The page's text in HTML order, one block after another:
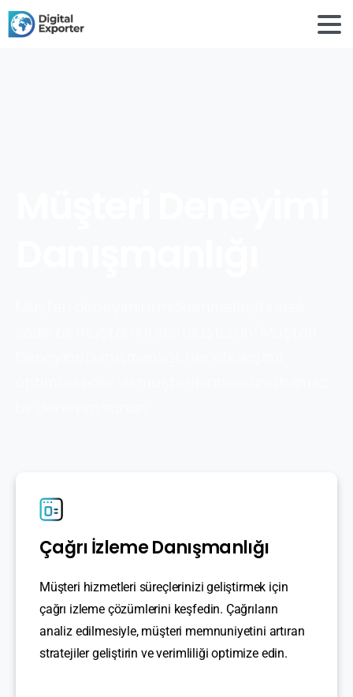
Çağrı İzleme Danışmanlığı
Müşteri hizmetleri süreçlerinizi geliştirmek için
çağrı izleme çözümlerini keşfedin. Çağrıların
analiz edilmesiyle, müşteri memnuniyetini artıran
stratejiler geliştirin ve verimliliği optimize edin.